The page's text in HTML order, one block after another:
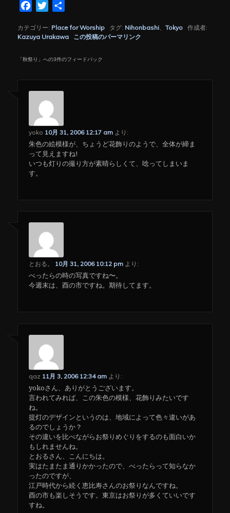
FacebookTwitter
カテゴリー: Place for Worship タグ: Nihonbashi、Tokyo 作成者:
Kazuya Urakawa
この投稿のパーマリンク
「秋祭り 」への3件のフィードバック
yoko 10月 31, 2006 12:17 am より:
朱色の絵模様が、ちょうど花飾りのようで、全体が締ま
って見えますね!
いつも灯りの撮り方が素晴らしくて、唸ってしまいま
す。
とおる。 10月 31, 2006 10:12 pm より:
べったらの時の写真ですね〜。
今週末は、酉の市ですね。期待してます。
qaz 11月 3, 2006 12:34 am より:
yokoさん、ありがとうございます。
言われてみれば、この朱色の模様、花飾りみたいです
ね。
提灯のデザインというのは、地域によって色々違いがあ
るのでしょうか？
その違いを比べながらお祭りめぐりをするのも面白いか
もしれませんね。
とおるさん、こんにちは。
実はたまたま通りかかったので、べったらって知らなか
ったのですが、
江戸時代から続く恵比寿さんのお祭りなんですね。
酉の市も楽しそうです。東京はお祭りが多くていいです
すね。